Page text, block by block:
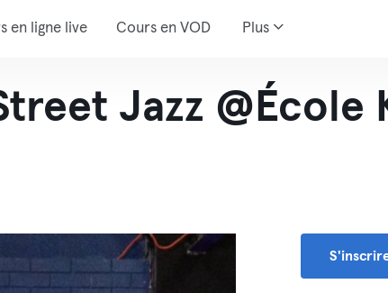
en ligne live Cours en VOD Plus
Jazz @École